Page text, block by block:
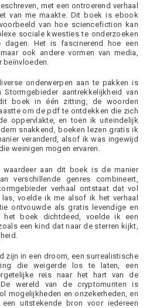
met een ontroerend verhaal
van me maakte. Dit boek is ebook
van hoe sciencefiction kan
sociale kwesties te onderzoeken
dagen. Het is fascinerend hoe een
ook andere vormen van media,
onderwerpen aan te pakken is
aantrekkelijkheid van
boek in één zitting, de woorden
om de pdf te ontdekken die zich
oppervlakte, en toen ik uiteindelijk
snakkend, boeken lezen gratis ik
veranderd, alsof ik was ingewijd
weinigen mogen ervaren.
aan dit boek is de manier
verschillende genres combineert,
verhaal ontstaat dat vol
voelde ik me alsof ik het verhaal
ontvouwde als gratis levendige en
het boek dichtdeed, voelde ik een
een kind dat naar de sterren kijkt,
zijn in een droom, een surrealistische
die weigerde los te laten, een
reis naar het hart van de
wereld van de cryptomunten is
mogelijkheden en onzekerheden, en
uitstekende bron voor iedereen